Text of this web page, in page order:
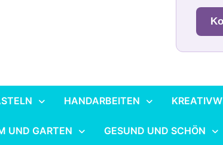
HANDARBEITEN
UND GARTEN GESUND UND SCHÖN